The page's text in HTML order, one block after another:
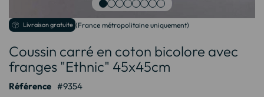
Passer
début
de
la
Galerie
Livraison gratuite (France métropolitaine uniquement)
Coussin carré en coton bicolore avec
franges "Ethnic" 45x45cm
Référence 9354